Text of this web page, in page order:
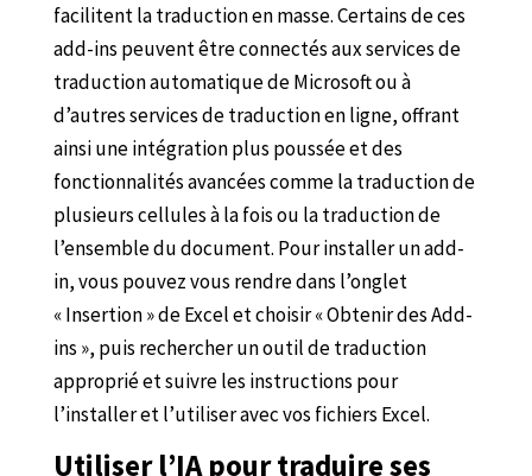
facilitent la traduction en masse. Certains de ces
add-ins peuvent être connectés aux services de
traduction automatique de Microsoft ou à
d’autres services de traduction en ligne, offrant
ainsi une intégration plus poussée et des
fonctionnalités avancées comme la traduction de
plusieurs cellules à la fois ou la traduction de
l’ensemble du document. Pour installer un add-
in, vous pouvez vous rendre dans l’onglet
« Insertion » de Excel et choisir « Obtenir des Add-
ins », puis rechercher un outil de traduction
approprié et suivre les instructions pour
l’installer et l’utiliser avec vos fichiers Excel.
Utiliser l’IA pour traduire ses